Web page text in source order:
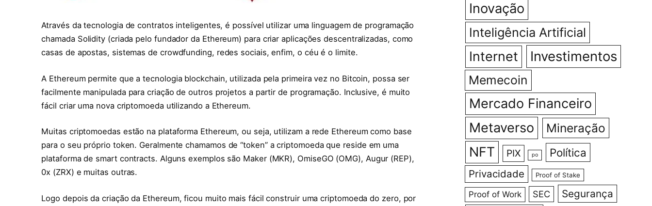
Através da tecnologia de contratos inteligentes, é possível utilizar uma linguagem de programação
chamada Solidity (criada pelo fundador da Ethereum) para criar aplicações descentralizadas, como
casas de apostas, sistemas de crowdfunding, redes sociais, enfim, o céu é o limite.
A Ethereum permite que a tecnologia blockchain, utilizada pela primeira vez no Bitcoin, possa ser
facilmente manipulada para criação de outros projetos a partir de programação. Inclusive, é muito
fácil criar uma nova criptomoeda utilizando a Ethereum.
Muitas criptomoedas estão na plataforma Ethereum, ou seja, utilizam a rede Ethereum como base
para o seu próprio token. Geralmente chamamos de “token” a criptomoeda que reside em uma
plataforma de smart contracts. Alguns exemplos são Maker (MKR), OmiseGO (OMG), Augur (REP),
0x (ZRX) e muitas outras.
Logo depois da criação da Ethereum, ficou muito mais fácil construir uma criptomoeda do zero, por
Inovação
Inteligência Artificial
Internet Investimentos
Memecoin
Mercado Financeiro
Metaverso
Mineração
NFT PIX po Política
Privacidade Proof of Stake
Proof of Work SEC Segurança